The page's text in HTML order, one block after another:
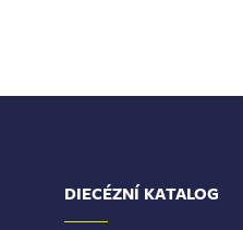
DIECÉZNÍ KATALOG